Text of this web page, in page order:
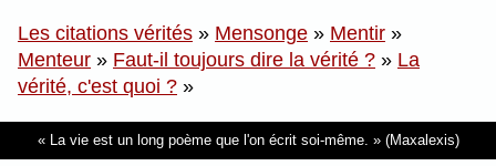
Les citations vérités » Mensonge » Mentir »
Menteur » Faut-il toujours dire la vérité ? » La
vérité, c'est quoi ? »
La vie est un long poème que l'on écrit soi-même. (Maxalexis)